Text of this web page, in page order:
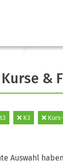
&
K3
Auswahl